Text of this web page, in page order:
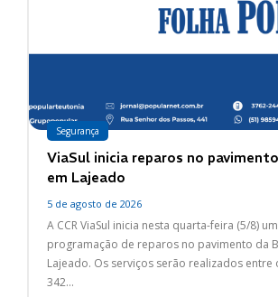
Segurança
ViaSul inicia reparos no
em Lajeado
5 de agosto de 2026
A CCR ViaSul inicia nesta quarta-feira (5/8)
programação de reparos no pavimento da
Lajeado. Os serviços serão realizados entre os quilômetros
342...